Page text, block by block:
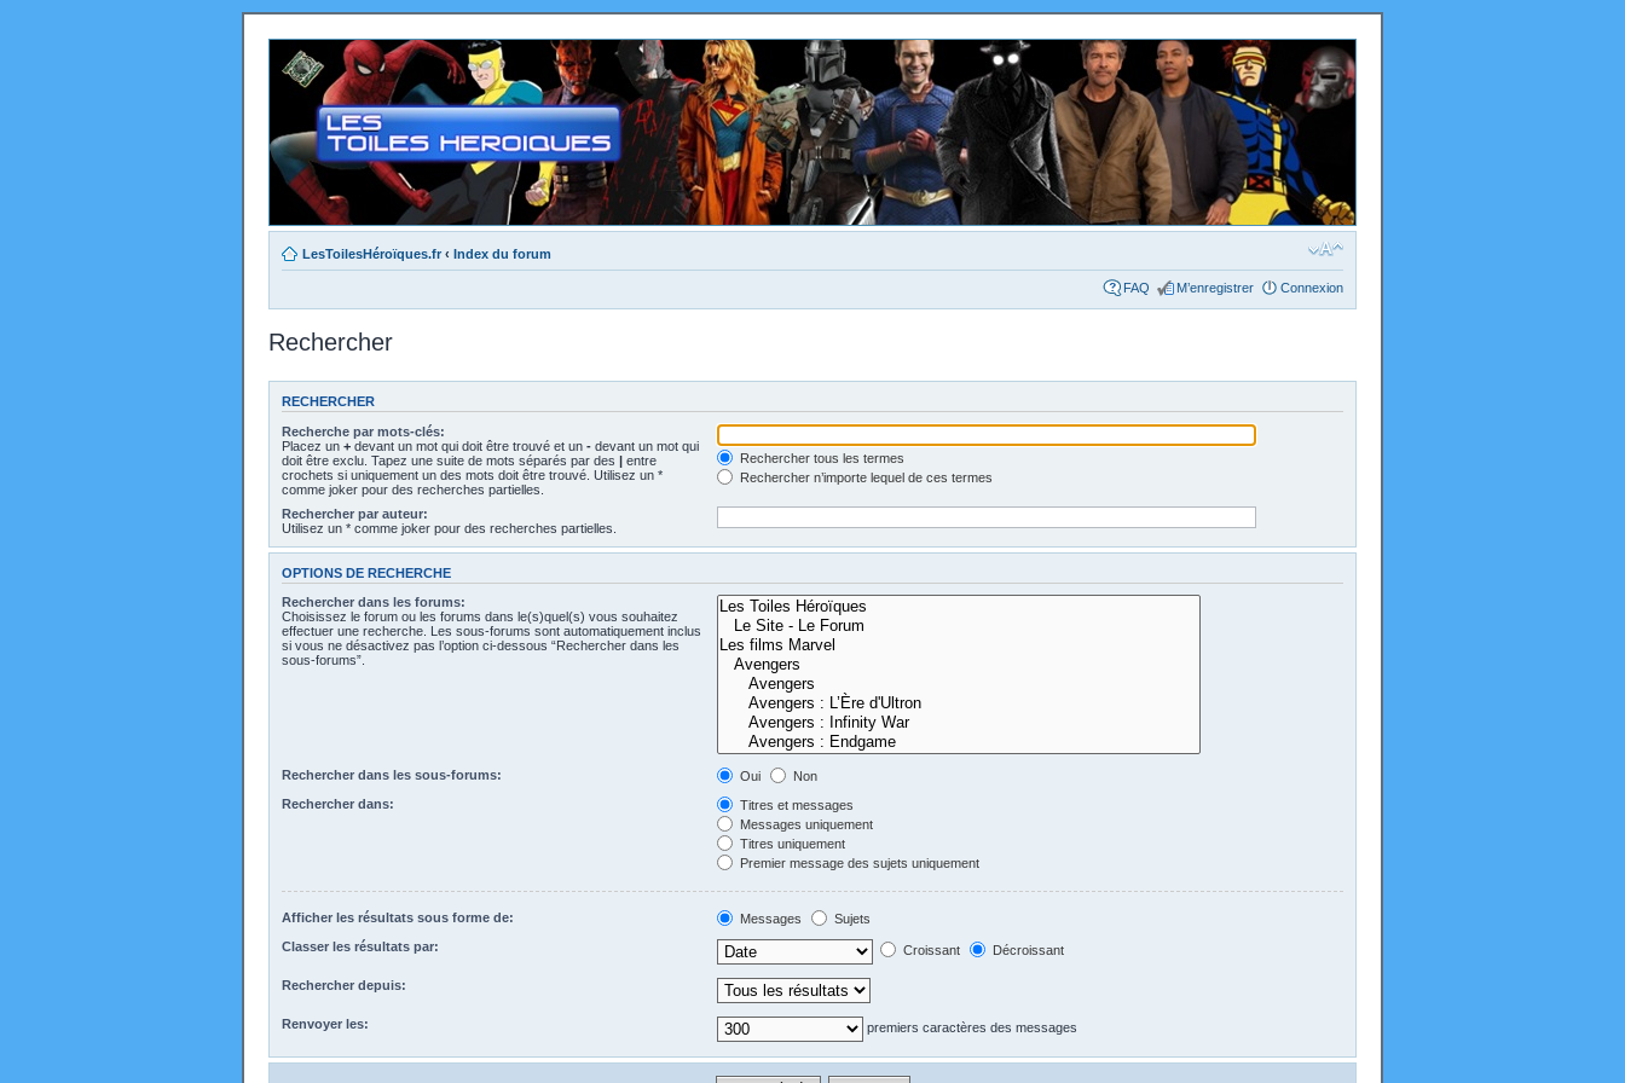
LesToilesHéroïques.fr ‹ Index du forum
FAQ M’enregistrer Connexion
Rechercher
RECHERCHER
Recherche par mots-clés:
Placez un + devant un mot qui doit être trouvé et un - devant un mot qui
doit être exclu. Tapez une suite de mots séparés par des | entre
crochets si uniquement un des mots doit être trouvé. Utilisez un *
comme joker pour des recherches partielles.
Rechercher tous les termes
Rechercher n’importe lequel de ces termes
Rechercher par auteur:
Utilisez un * comme joker pour des recherches partielles.
OPTIONS DE RECHERCHE
Rechercher dans les forums:
Choisissez le forum ou les forums dans le(s)quel(s) vous souhaitez
effectuer une recherche. Les sous-forums sont automatiquement inclus
si vous ne désactivez pas l’option ci-dessous “Rechercher dans les
sous-forums”.
Rechercher dans les sous-forums: Oui
Non
Rechercher dans:
Titres et messages
Messages uniquement
Titres uniquement
Premier message des sujets uniquement
Afficher les résultats sous forme de: Messages
Sujets
Classer les résultats par:
Croissant Décroissant
Rechercher depuis:
Renvoyer les: premiers caractères des messages